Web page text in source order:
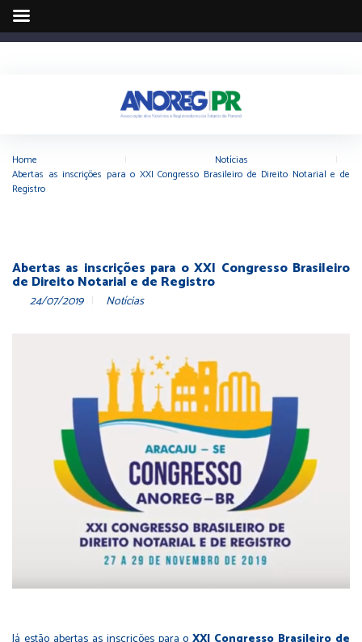
Home Notícias
Abertas as inscrições para o XXI Congresso Brasileiro de Direito Notarial e de
Registro
Abertas as inscrições para o XXI Congresso Brasileiro
de Direito Notarial e de Registro
24/07/2019 Notícias